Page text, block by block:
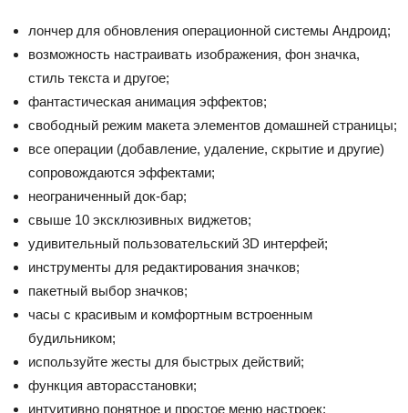
лончер для обновления операционной системы Андроид;
возможность настраивать изображения, фон значка,
стиль текста и другое;
фантастическая анимация эффектов;
свободный режим макета элементов домашней страницы;
все операции (добавление, удаление, скрытие и другие)
сопровождаются эффектами;
неограниченный док-бар;
свыше 10 эксклюзивных виджетов;
удивительный пользовательский 3D интерфей;
инструменты для редактирования значков;
пакетный выбор значков;
часы с красивым и комфортным встроенным
будильником;
используйте жесты для быстрых действий;
функция авторасстановки;
интуитивно понятное и простое меню настроек;